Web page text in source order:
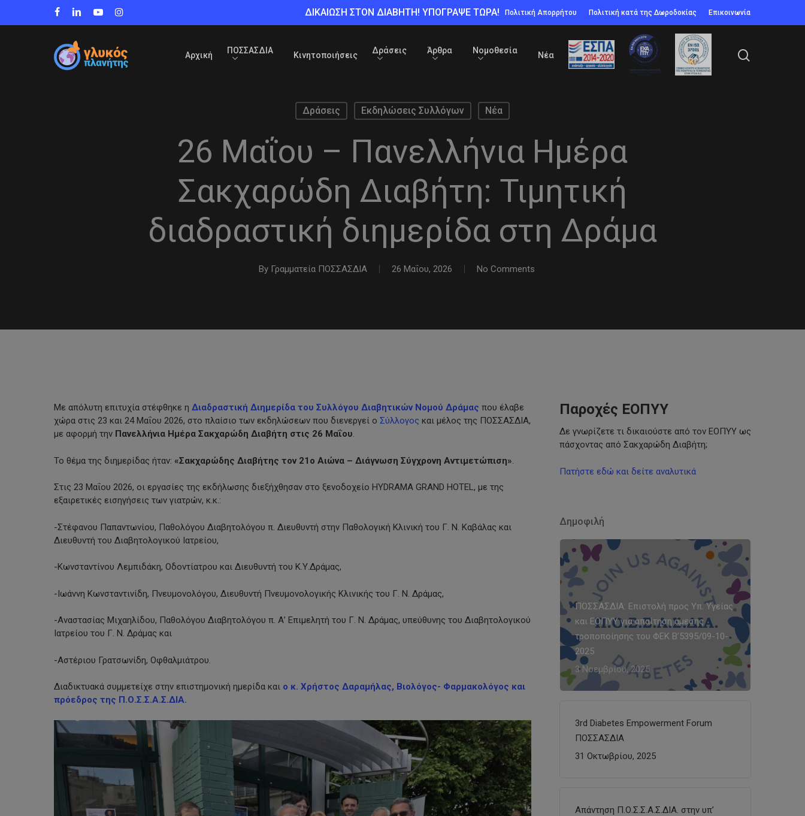
facebooklinkedinyoutubeinstagram ΔΙΚΑΙΩΣΗ ΣΤΟΝ ΔΙΑΒΗΤΗ! ΥΠΟΓΡΑΨΕ ΤΩΡΑ! Πολιτική Απορρήτου Πολιτική κατά της Δωροδοκίας Επικοινωνία
Αρχική
ΠΟΣΣΑΣΔΙΑ
Κινητοποιήσεις
Δράσεις Άρθρα Νομοθεσία
Νέα
Δράσεις Εκδηλώσεις Συλλόγων Νέα
26 Μαΐου – Πανελλήνια Ημέρα
Σακχαρώδη Διαβήτη: Τιμητική
διαδραστική διημερίδα στη Δράμα
By Γραμματεία ΠΟΣΣΑΣΔΙΑ 26 Μαΐου, 2026 No Comments
Με απόλυτη επιτυχία στέφθηκε η Διαδραστική Διημερίδα του Συλλόγου Διαβητικών Νομού Δράμας που έλαβε
χώρα στις 23 και 24 Μαΐου 2026, στο πλαίσιο των εκδηλώσεων που διενεργεί ο Σύλλογος και μέλος της ΠΟΣΣΑΣΔΙΑ,
με αφορμή την Πανελλήνια Ημέρα Σακχαρώδη Διαβήτη στις 26 Μαΐου.
Το θέμα της διημερίδας ήταν: «Σακχαρώδης Διαβήτης τον 21ο Αιώνα – Διάγνωση Σύγχρονη Αντιμετώπιση»
Στις 23 Μαΐου 2026, οι εργασίες της εκδήλωσης διεξήχθησαν στο ξενοδοχείο HYDRAMA GRAND HOTEL, με της
εξαιρετικές εισηγήσεις των γιατρών, κ.κ.:
-Στέφανου Παπαντωνίου, Παθολόγου Διαβητολόγου π. Διευθυντή στην Παθολογική Κλινική του Γ. Ν. Καβάλας και
Διευθυντή του Διαβητολογικού Ιατρείου,
-Κωνσταντίνου Λεμπιδάκη, Οδοντίατρου και Διευθυντή του Κ.Υ.Δράμας,
-Ιωάννη Κωνσταντινίδη, Πνευμονολόγου, Διευθυντή Πνευμονολογικής Κλινικής του Γ. Ν. Δράμας,
-Αναστασίας Μιχαηλίδου, Παθολόγου Διαβητολόγου π. Α’ Επιμελητή του Γ. Ν. Δράμας, υπεύθυνης του Διαβητολογικού
Ιατρείου του Γ. Ν. Δράμας και
-Αστέριου Γρατσωνίδη, Οφθαλμιάτρου.
Διαδικτυακά συμμετείχε στην επιστημονική ημερίδα και ο κ. Χρήστος Δαραμήλας, Βιολόγος- Φαρμακολόγος και
πρόεδρος της Π.Ο.Σ.Σ.Α.Σ.ΔΙΑ.
Παροχές ΕΟΠΥΥ
Δε γνωρίζετε τι δικαιούστε από τον ΕΟΠΥΥ ως
πάσχοντας από Σακχαρώδη Διαβήτη;
Πατήστε εδώ και δείτε αναλυτικά
Δημοφιλή
ΠΟΣΣΑΣΔΙΑ: Επιστολή προς Υπ. Υγείας
και ΕΟΠΥΥ για απαίτηση άμεσης
τροποποίησης του ΦΕΚ Β’5395/09-10-
2025
3 Νοεμβρίου, 2025
3rd Diabetes Empowerment Forum
ΠΟΣΣΑΣΔΙΑ
31 Οκτωβρίου, 2025
Απάντηση Π.Ο.Σ.Σ.Α.Σ.ΔΙΑ. στην υπ’